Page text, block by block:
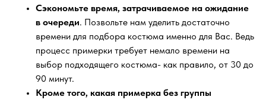
Сэкономьте время, затрачиваемое на ожидание
в очереди. Позвольте нам уделить достаточно
времени для подбора костюма именно для Вас. Ведь
процесс примерки требует немало времени на
выбор подходящего костюма- как правило, от 30 до
90 минут.
Кроме того, какая примерка без группы